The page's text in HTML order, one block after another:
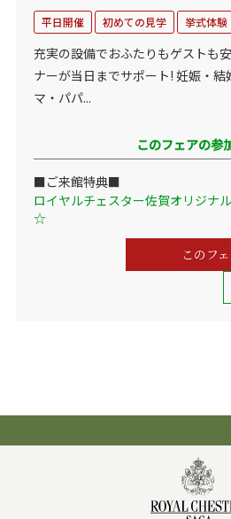
平日開催 初めての見学 挙式体験
充実の設備でおふたりもゲストも
ナーが当日までサポート! 妊娠・結
マ・パパ...
このフェアの参
■ご来館特典■
ロイヤルチェスター佐賀オリジナ
☆
このフ